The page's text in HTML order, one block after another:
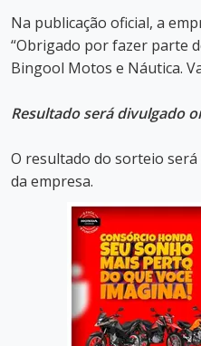
Na publicação oficial, a
“Obrigado por fazer parte
Bingool Motos e Náutica.
Resultado será divulgado
O resultado do sorteio
da empresa.